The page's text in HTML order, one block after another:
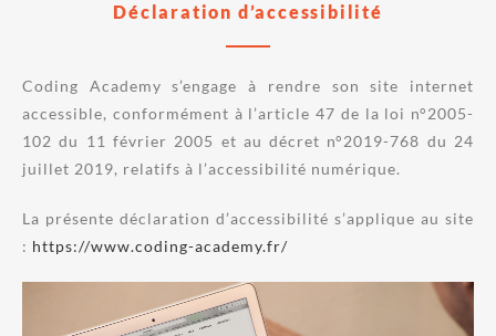
Déclaration d’accessibilité
Coding Academy s’engage à rendre son site internet
accessible, conformément à l’article 47 de la loi n°2005-
102 du 11 février 2005 et au décret n°2019-768 du 24
juillet 2019, relatifs à l’accessibilité numérique.
La présente déclaration d’accessibilité s’applique au site
: https://www.coding-academy.fr/